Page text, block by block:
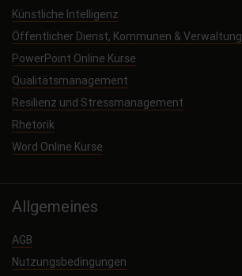
Künstliche Intelligenz
Öffentlicher Dienst, Kommunen & Verwaltung
PowerPoint Online Kurse
Qualitätsmanagement
Resilienz und Stressmanagement
Rhetorik
Word Online Kurse
Allgemeines
AGB
Nutzungsbedingungen